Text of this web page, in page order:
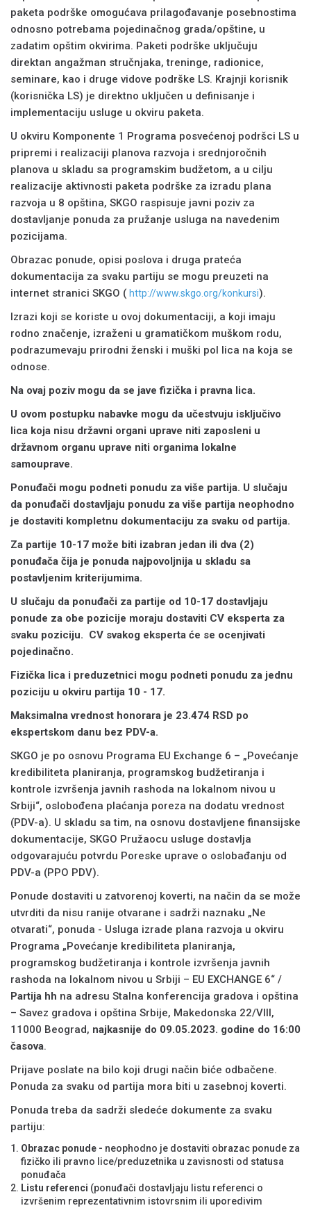
paketa podrške omogućava prilagođavanje posebnostima
odnosno potrebama pojedinačnog grada/opštine, u
zadatim opštim okvirima. Paketi podrške uključuju
direktan angažman stručnjaka, treninge, radionice,
seminare, kao i druge vidove podrške LS. Krajnji korisnik
(korisnička LS) je direktno uključen u definisanje i
implementaciju usluge u okviru paketa.
U okviru Komponente 1 Programa posvećenoj podršci LS u
pripremi i realizaciji planova razvoja i srednjoročnih
planova u skladu sa programskim budžetom, a u cilju
realizacije aktivnosti paketa podrške za izradu plana
razvoja u 8 opština, SKGO raspisuje javni poziv za
dostavljanje ponuda za pružanje usluga na navedenim
pozicijama.
Obrazac ponude, opisi poslova i druga prateća
dokumentacija za svaku partiju se mogu preuzeti na
internet stranici SKGO ( http://www.skgo.org/konkursi).
Izrazi koji se koriste u ovoj dokumentaciji, a koji imaju
rodno značenje, izraženi u gramatičkom muškom rodu,
podrazumevaju prirodni ženski i muški pol lica na koja se
odnose.
Na ovaj poziv mogu da se jave fizička i pravna lica.
U ovom postupku nabavke mogu da učestvuju isključivo
lica koja nisu državni organi uprave niti zaposleni u
državnom organu uprave niti organima lokalne
samouprave.
Ponuđači mogu podneti ponudu za više partija. U slučaju
da ponuđači dostavljaju ponudu za više partija neophodno
je dostaviti kompletnu dokumentaciju za svaku od partija.
Za partije 10-17 može biti izabran jedan ili dva (2)
ponuđača čija je ponuda najpovoljnija u skladu sa
postavljenim kriterijumima.
U slučaju da ponuđači za partije od 10-17 dostavljaju
ponude za obe pozicije moraju dostaviti CV eksperta za
svaku poziciju. CV svakog eksperta će se ocenjivati
pojedinačno.
Fizička lica i preduzetnici mogu podneti ponudu za jednu
poziciju u okviru partija 10 - 17.
Maksimalna vrednost honorara je 23.474 RSD po
ekspertskom danu bez PDV-a.
SKGO je po osnovu Programa EU Exchange 6 – „Povećanje
kredibiliteta planiranja, programskog budžetiranja i
kontrole izvršenja javnih rashoda na lokalnom nivou u
Srbiji“, oslobođena plaćanja poreza na dodatu vrednost
(PDV-a). U skladu sa tim, na osnovu dostavljene finansijske
dokumentacije, SKGO Pružaocu usluge dostavlja
odgovarajuću potvrdu Poreske uprave o oslobađanju od
PDV-a (PPO PDV).
Ponude dostaviti u zatvorenoj koverti, na način da se može
utvrditi da nisu ranije otvarane i sadrži naznaku „Ne
otvarati“, ponuda - Usluga izrade plana razvoja u okviru
Programa „Povećanje kredibiliteta planiranja,
programskog budžetiranja i kontrole izvršenja javnih
rashoda na lokalnom nivou u Srbiji – EU EXCHANGE 6“ /
Partija hh na adresu Stalna konferencija gradova i opština
– Savez gradova i opština Srbije, Makedonska 22/VIII,
11000 Beograd, najkasnije do 09.05.2023. godine do 16:00
časova.
Prijave poslate na bilo koji drugi način biće odbačene.
Ponuda za svaku od partija mora biti u zasebnoj koverti.
Ponuda treba da sadrži sledeće dokumente za svaku
partiju:
Obrazac ponude - neophodno je dostaviti obrazac ponude za
fizičko ili pravno lice/preduzetnika u zavisnosti od statusa
ponuđača
Listu referenci (ponuđači dostavljaju listu referenci o
izvršenim reprezentativnim istovrsnim ili uporedivim